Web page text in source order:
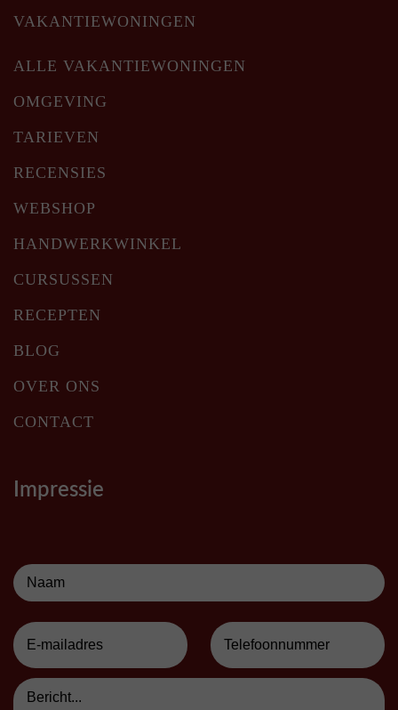
VAKANTIEWONINGEN
ALLE VAKANTIEWONINGEN
OMGEVING
TARIEVEN
RECENSIES
WEBSHOP
HANDWERKWINKEL
CURSUSSEN
RECEPTEN
BLOG
OVER ONS
CONTACT
Impressie